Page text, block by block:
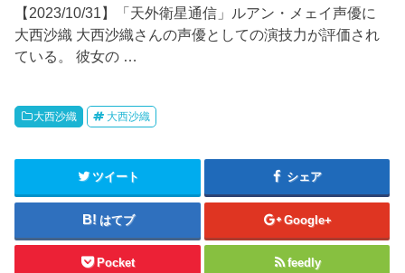
【2023/10/31】「天外衛星通信」ルアン・メェイ声優に
大西沙織 大西沙織さんの声優としての演技力が評価され
ている。 彼女の …
大西沙織 大西沙織
ツイート シェア
はてブ Google+
Pocket feedly